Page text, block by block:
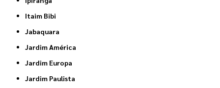
Itaim Bibi
Jabaquara
Jardim América
Jardim Europa
Jardim Paulista